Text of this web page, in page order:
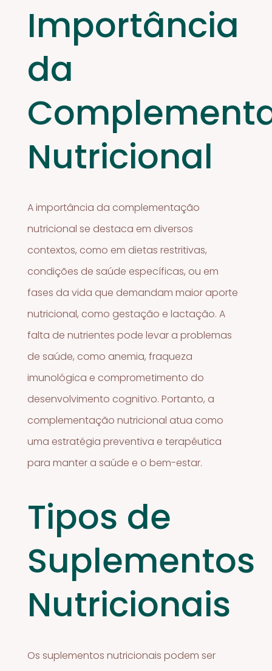
Importância
da
Nutricional
A importância da complementação
nutricional se destaca em diversos
contextos, como em dietas restritivas,
condições de saúde específicas, ou em
fases da vida que demandam maior aporte
nutricional, como gestação e lactação. A
falta de nutrientes pode levar a problemas
de saúde, como anemia, fraqueza
imunológica e comprometimento do
desenvolvimento cognitivo. Portanto, a
complementação nutricional atua como
uma estratégia preventiva e terapêutica
para manter a saúde e o bem-estar.
Tipos de
Suplementos
Nutricionais
Os suplementos nutricionais podem ser